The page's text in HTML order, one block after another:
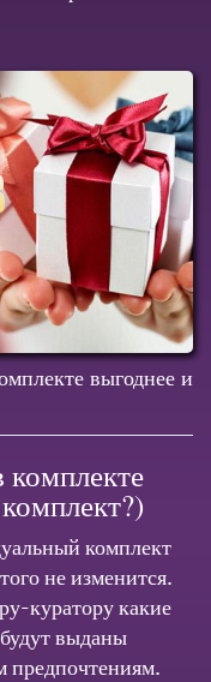
выгоднее и
комплект
не изменится.
куратору какие
выданы
предпочтениям.